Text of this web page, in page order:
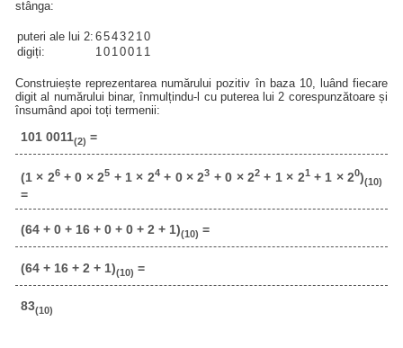
stânga:
puteri ale lui 2: 65432 10
digiți:
10 100 1 1
Construiește reprezentarea numărului pozitiv în baza 10, luând fiecare
digit al numărului binar, înmulțindu-l cu puterea lui 2 corespunzătoare și
însumând apoi toți termenii:
101 0011(2) =
(1 × 26+ 0 × 25 + 1 × 24+ 0 × 23 + 0 × 22 + 1 × 21+ 1 × 20)(10)
=
(64 + 0 + 16 + 0 + 0 + 2 + 1)(10) =
(64 + 16 + 2 + 1)(10) =
83(10)